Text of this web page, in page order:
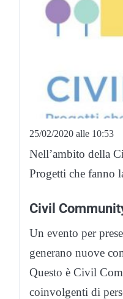
25/02/2020 alle 10:53
Nell’ambito della
Progetti che fanno
Civil
Un evento per
generano nuove
Questo è Civil
coinvolgenti di